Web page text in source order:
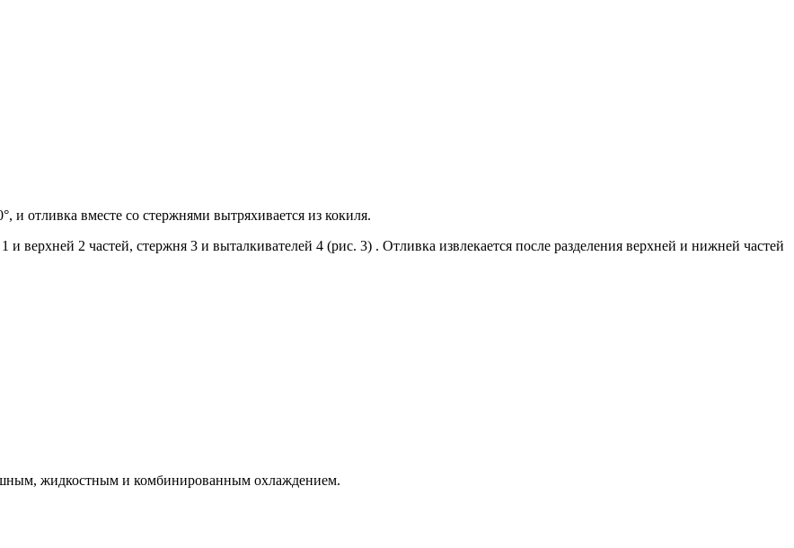
и отливка вместе со стержнями вытряхивается из кокиля.
верхней 2 частей, стержня 3 и выталкивателей 4 (рис. 3) . Отливка извлекается после разделения верхней и нижней частей
жидкостным и комбинированным охлаждением.